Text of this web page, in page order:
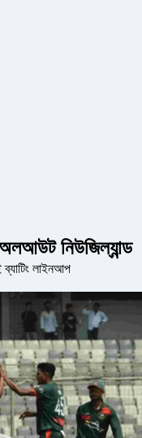
অলআউট নিউজিল্যান্ড
লাইনআপ